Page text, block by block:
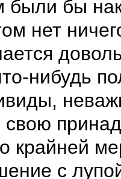
были бы
нет
нибудь
крайней
с